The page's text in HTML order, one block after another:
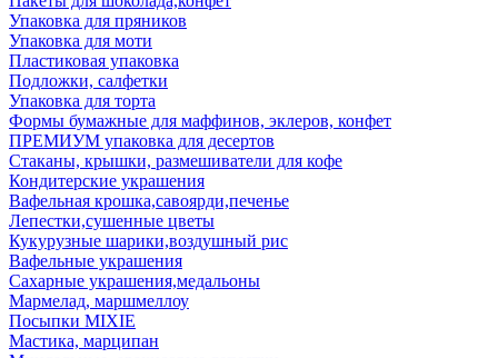
Упаковка для пряников
Упаковка для моти
Пластиковая упаковка
Подложки, салфетки
Упаковка для торта
Формы бумажные для маффинов, эклеров, конфет
ПРЕМИУМ упаковка для десертов
Стаканы, крышки, размешиватели для кофе
Кондитерские украшения
Вафельная крошка,савоярди,печенье
Лепестки,сушенные цветы
Кукурузные шарики,воздушный рис
Вафельные украшения
Сахарные украшения,медальоны
Мармелад, маршмеллоу
Посыпки MIXIE
Мастика, марципан